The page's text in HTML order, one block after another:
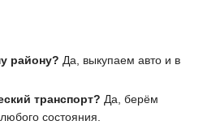
району? Да, выкупаем авто и в
транспорт? Да, берём
состояния.